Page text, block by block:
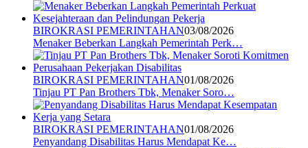
BIROKRASI PEMERINTAHAN03/08/2026
Menaker Beberkan Langkah Pemerintah Perk…
BIROKRASI PEMERINTAHAN01/08/2026
Tinjau PT Pan Brothers Tbk, Menaker Soro…
BIROKRASI PEMERINTAHAN01/08/2026
Penyandang Disabilitas Harus Mendapat Ke…